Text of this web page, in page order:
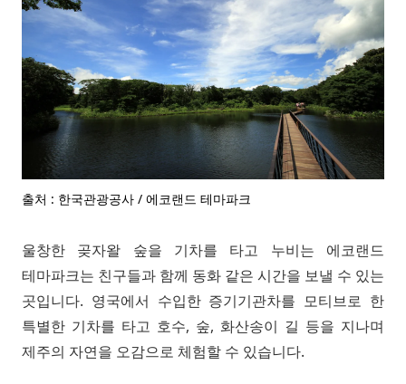
출처 : 한국관광공사 / 에코랜드 테마파크
울창한 곶자왈 숲을 기차를 타고 누비는 에코랜드
테마파크는 친구들과 함께 동화 같은 시간을 보낼 수 있는
곳입니다. 영국에서 수입한 증기기관차를 모티브로 한
특별한 기차를 타고 호수, 숲, 화산송이 길 등을 지나며
제주의 자연을 오감으로 체험할 수 있습니다.